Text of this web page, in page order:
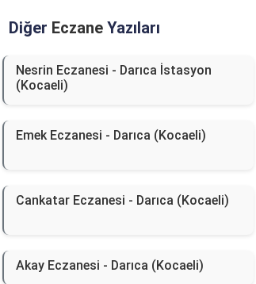
Diğer Eczane Yazıları
Nesrin Eczanesi - Darıca İstasyon
(Kocaeli)
Emek Eczanesi - Darıca (Kocaeli)
Cankatar Eczanesi - Darıca (Kocaeli)
Akay Eczanesi - Darıca (Kocaeli)